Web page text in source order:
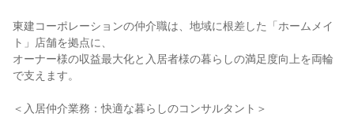
東建コーポレーションの仲介職は、地域に根差した「ホームメイ
ト」店舗を拠点に、
オーナー様の収益最大化と入居者様の暮らしの満足度向上を両輪
で支えます。
＜入居仲介業務：快適な暮らしのコンサルタント＞